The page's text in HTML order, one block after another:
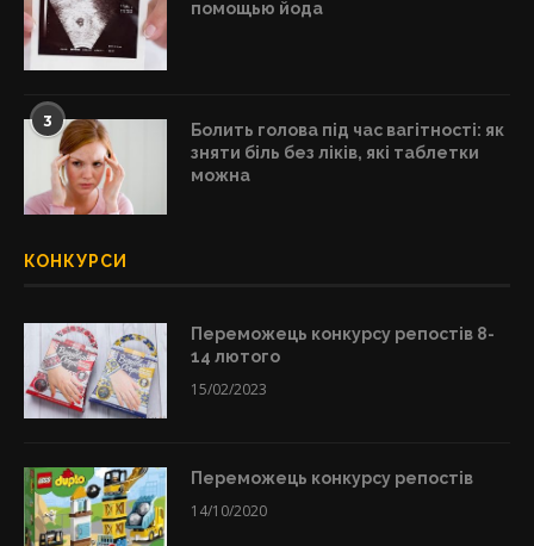
помощью йода
3
Болить голова під час вагітності: як
зняти біль без ліків, які таблетки
можна
КОНКУРСИ
Переможець конкурсу репостів 8-
14 лютого
15/02/2023
Переможець конкурсу репостів
14/10/2020